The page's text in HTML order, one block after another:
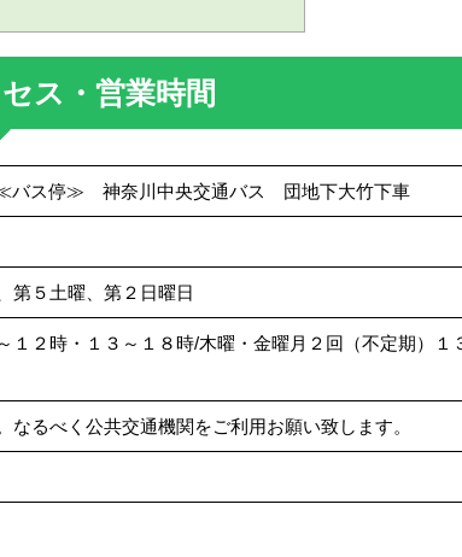
ス・営業時間
バス停≫ 神奈川中央交通バス 団地下大竹下車
第５土曜、第２日曜日
２時・１３～１８時/木曜・金曜月２回（不定期）１
るべく公共交通機関をご利用お願い致します。